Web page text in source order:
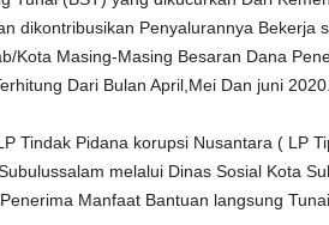
dikontribusikan Penyalurannya Bekerja
Kota Masing-Masing Besaran Dana
Dari Bulan April,Mei Dan juni 2020.
Tindak Pidana korupsi Nusantara ( LP
melalui Dinas Sosial Kota
Manfaat Bantuan langsung